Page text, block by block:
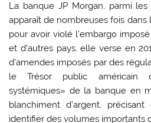
La banque JP Morgan, parmi
apparaît de nombreuses fois dans
pour avoir violé l’embargo
et d’autres pays, elle verse en
d’amendes imposés par des
le Trésor public américain
systémiques» de la banque en
blanchiment d’argent,
identifier des volumes importants